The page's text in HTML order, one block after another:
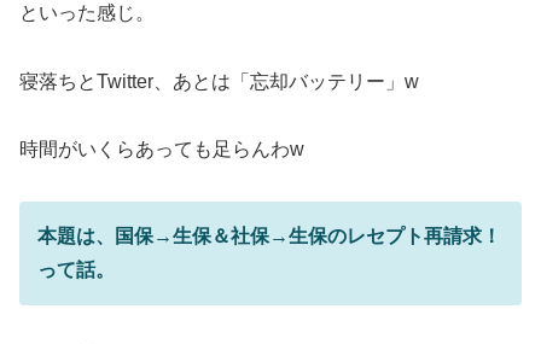
といった感じ。
寝落ちとTwitter、あとは「忘却バッテリー」w
時間がいくらあっても足らんわw
本題は、国保→生保＆社保→生保のレセプト再請求！
って話。